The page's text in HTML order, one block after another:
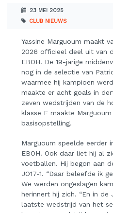
23 MEI 2025
CLUB NIEUWS
Yassine Marguoum maakt
2026 officieel deel uit van
EBOH. De 19-jarige
nog in de selectie van
waarmee hij kampioen
maakte er acht goals in
zeven wedstrijden van de
klasse E maakte
basisopstelling.
Marguoum speelde eerder
EBOH. Ook daar liet hij al
voetballen. Hij begon aan
JO17-1. “Daar beleefde ik
We werden ongeslagen
herinnert hij zich. “En in de
laatste wedstrijd van het